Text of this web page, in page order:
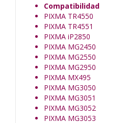
Compatibilidad
PIXMA TR4550
PIXMA TR4551
PIXMA iP2850
PIXMA MG2450
PIXMA MG2550
PIXMA MG2950
PIXMA MX495
PIXMA MG3050
PIXMA MG3051
PIXMA MG3052
PIXMA MG3053